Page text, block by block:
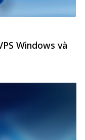
Windows và